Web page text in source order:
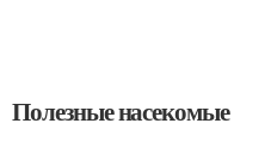
Полезные насекомые